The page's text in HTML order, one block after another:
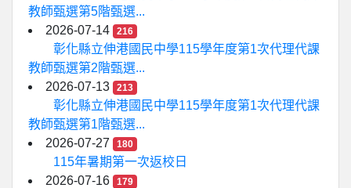
教師甄選第5階甄選...
2026-07-14
216
彰化縣立伸港國民中學115學年度第1次代理代課
教師甄選第2階甄選...
2026-07-13
213
彰化縣立伸港國民中學115學年度第1次代理代課
教師甄選第1階甄選...
2026-07-27
180
115年暑期第一次返校日
2026-07-16
179